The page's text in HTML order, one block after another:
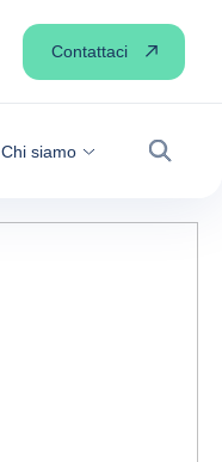
Chi siamo
Ricerca
Contattaci